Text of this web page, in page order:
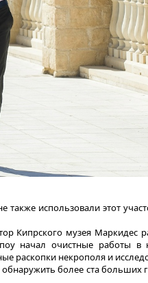
также использовали этот
Кипрского музея Маркидес
начал очистные работы в
раскопки некрополя и
более ста больших